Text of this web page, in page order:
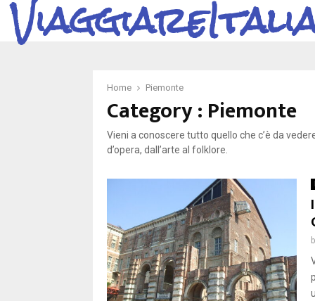
Home Piemonte
Category : Piemonte
Vieni a conoscere tutto quello che c’è da
d’opera, dall’arte al folklore.